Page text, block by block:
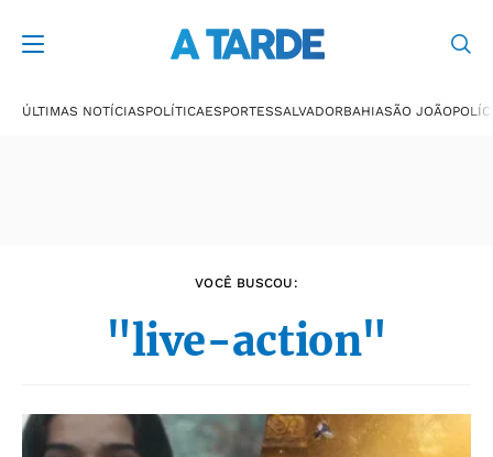
ÚLTIMAS NOTÍCIASPOLÍTICAESPORTESSALVADORBAHIASÃO JOÃO
VOCÊ BUSCOU:
"live-action"